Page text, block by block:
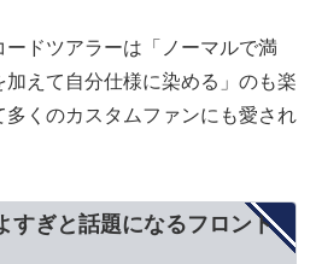
ドツアラーは「ノーマルで満
えて自分仕様に染める」のも楽
多くのカスタムファンにも愛され
すぎと話題になるフロント